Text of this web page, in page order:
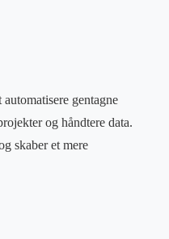
gentagne
og håndtere data.
skaber et mere